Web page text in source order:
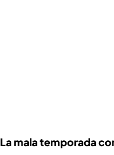
La mala temporada